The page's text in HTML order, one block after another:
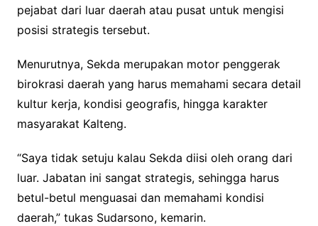
pejabat dari luar daerah atau pusat untuk mengisi
posisi strategis tersebut.
Menurutnya, Sekda merupakan motor penggerak
birokrasi daerah yang harus memahami secara detail
kultur kerja, kondisi geografis, hingga karakter
masyarakat Kalteng.
“Saya tidak setuju kalau Sekda diisi oleh orang dari
luar. Jabatan ini sangat strategis, sehingga harus
betul-betul menguasai dan memahami kondisi
daerah,” tukas Sudarsono, kemarin.